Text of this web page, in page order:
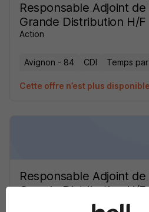
Responsable Adjoint
Grande Distribution H/F
Action
Avignon - 84 CDI Temps
Cette offre n’est plus
Responsable Adjoint
Grande Distribution H/F